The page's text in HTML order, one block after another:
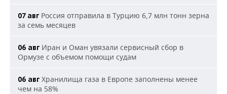
07 авг Россия отправила в Турцию 6,7 млн тонн зерна
за семь месяцев
06 авг Иран и Оман увязали сервисный сбор в
Ормузе с объемом помощи судам
06 авг Хранилища газа в Европе заполнены менее
чем на 58%